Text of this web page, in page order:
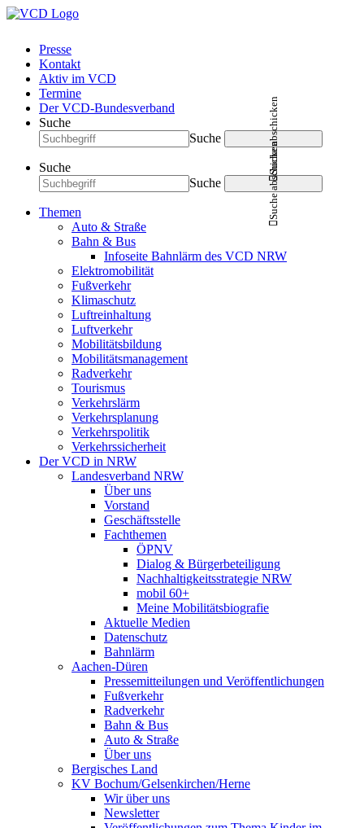
Presse
Kontakt
Aktiv im VCD
Termine
Der VCD-Bundesverband
Suche
Suche
Suche abschicken
Suche
Suche
Suche abschicken
Themen
Auto & Straße
Bahn & Bus
Infoseite Bahnlärm des VCD NRW
Elektromobilität
Fußverkehr
Klimaschutz
Luftreinhaltung
Luftverkehr
Mobilitätsbildung
Mobilitätsmanagement
Radverkehr
Tourismus
Verkehrslärm
Verkehrsplanung
Verkehrspolitik
Verkehrssicherheit
Der VCD in NRW
Landesverband NRW
Über uns
Vorstand
Geschäftsstelle
Fachthemen
ÖPNV
Dialog & Bürgerbeteiligung
Nachhaltigkeitsstrategie NRW
mobil 60+
Meine Mobilitätsbiografie
Aktuelle Medien
Datenschutz
Bahnlärm
Aachen-Düren
Pressemitteilungen und Veröffentlichungen
Fußverkehr
Radverkehr
Bahn & Bus
Auto & Straße
Über uns
Bergisches Land
KV Bochum/Gelsenkirchen/Herne
Wir über uns
Newsletter